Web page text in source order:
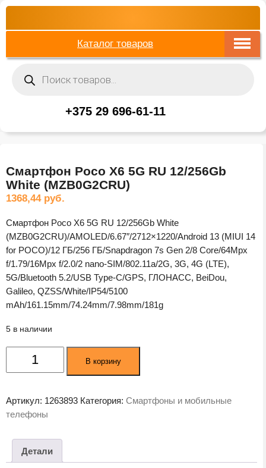
Каталог товаров
товаров
+375 29 696-61-11
Смартфон Poco X6 5G RU 12/256Gb
White (MZB0G2CRU)
1368,44 руб.
Смартфон Poco X6 5G RU 12/256Gb White
(MZB0G2CRU)/AMOLED/6.67″/2712×1220/Android 13 (MIUI 14
for POCO)/12 ГБ/256 ГБ/Snapdragon 7s Gen 2/8 Core/64Mpx
f/1.79/16Mpx f/2.0/2 nano-SIM/802.11a/2G, 3G, 4G (LTE),
5G/Bluetooth 5.2/USB Type-C/GPS, ГЛОНАСС, BeiDou,
Galileo, QZSS/White/IP54/5100
mAh/161.15mm/74.24mm/7.98mm/181g
5 в наличии
Количество
товара
X6
12/256Gb
White
В корзину
Артикул: 1263893 Категория: Смартфоны и мобильные
телефоны
Детали